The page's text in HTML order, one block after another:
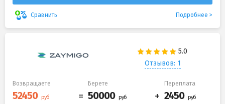
Сравнить Подробнее
Отзывов: 1
Возвращаете Берете Переплата